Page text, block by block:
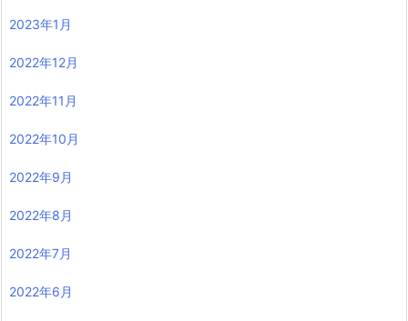
2023年1月
2022年12月
2022年11月
2022年10月
2022年9月
2022年8月
2022年7月
2022年6月